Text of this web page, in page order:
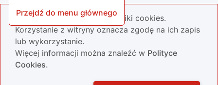
Przejdź do menu głównego
Nasza strona wykorzystuje pliki cookies.
Korzystanie z witryny oznacza zgodę na ich zapis
lub wykorzystanie.
Więcej informacji można znaleźć w Polityce
Cookies.